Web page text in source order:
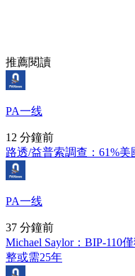
推薦閱讀
PA一线
12 分鐘前
路透/益普索調查：61%
PA一线
37 分鐘前
Michael Saylor：BIP-110
整或需25年